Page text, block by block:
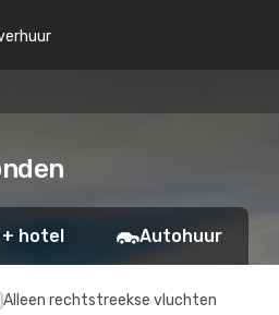
hotel Autohuur
Alleen rechtstreekse vluchten